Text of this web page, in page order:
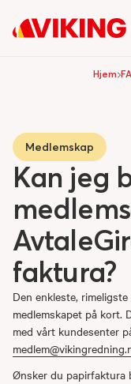
Hjem
Medlemskap
Kan jeg
faktura?
Den enkleste,
medlemskapet på kort.
med vårt kundesenter
Ønsker du papirfaktura